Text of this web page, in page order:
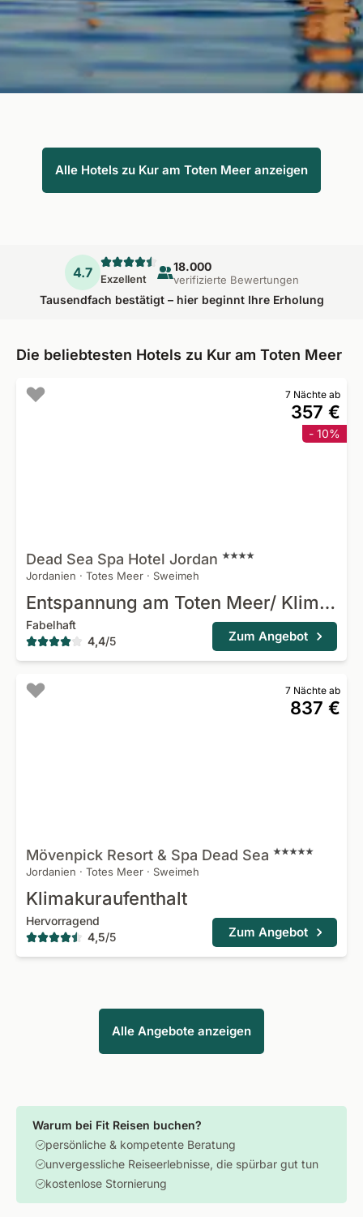
heilsame Wirkung des Klimas wie an kaum einem anderen Ort.
Vor allem bei Haut- und Gelenkbeschwerden profitieren Sie
von der salzhaltigen Luft, heilendem Wasser und wärmenden
Sonne. Alternativ legen Sie in einem Wellness Kur Urlaub den
Fokus auf Entspannung.
Alle Hotels zu Kur am Toten Meer anzeigen
4.7 Exzellent
18.000
verifizierte Bewertungen
Tausendfach bestätigt – hier beginnt Ihre Erholung
Die beliebtesten Hotels zu Kur am Toten Meer
7 Nächte ab
357 €
- 10%
Dead Sea Spa Hotel Jordan
Jordanien · Totes Meer · Sweimeh
Entspannung am Toten Meer/ Klimakuraufenthalt
Fabelhaft
4,4/5 Zum Angebot
7 Nächte ab
837 €
Mövenpick Resort & Spa Dead Sea
Jordanien · Totes Meer · Sweimeh
Klimakuraufenthalt
Hervorragend
4,5/5 Zum Angebot
Alle Angebote anzeigen
Warum bei Fit Reisen buchen?
persönliche & kompetente Beratung
unvergessliche Reiseerlebnisse, die spürbar gut tun
kostenlose Stornierung